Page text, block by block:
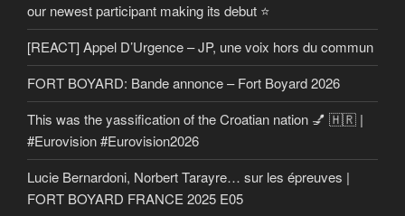
our newest participant making its debut ⭐
[REACT] Appel D’Urgence – JP, une voix hors du commun
FORT BOYARD: Bande annonce – Fort Boyard 2026
This was the yassification of the Croatian nation 💅 🇭🇷 |
#Eurovision #Eurovision2026
Lucie Bernardoni, Norbert Tarayre… sur les épreuves |
FORT BOYARD FRANCE 2025 E05